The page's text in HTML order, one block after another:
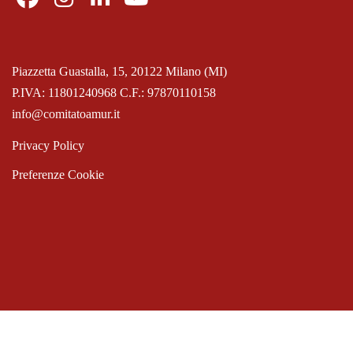
P.IVA: 11801240968 C.F.: 97870110158
Piazzetta Guastalla, 15, 20122 Milano (MI)
info@comitatoamur.it
Privacy Policy
Preferenze Cookie